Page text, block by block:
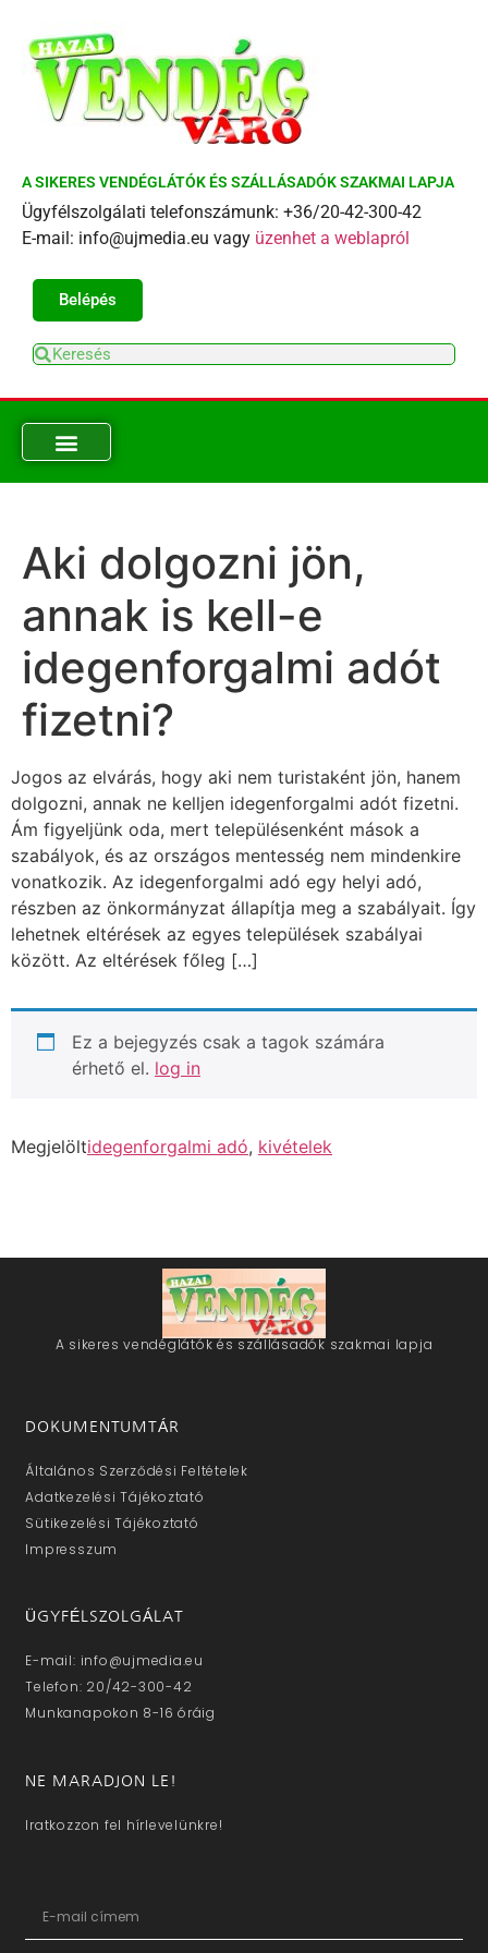
A SIKERES VENDÉGLÁTÓK ÉS SZÁLLÁSADÓK SZAKMAI LAPJA
Ügyfélszolgálati telefonszámunk: +36/20-42-300-42
E-mail: info@ujmedia.eu vagy üzenhet a weblapról
Belépés
Aki dolgozni jön,
annak is kell-e
idegenforgalmi adót
fizetni?
Jogos az elvárás, hogy aki nem turistaként jön, hanem
dolgozni, annak ne kelljen idegenforgalmi adót fizetni.
Ám figyeljünk oda, mert településenként mások a
szabályok, és az országos mentesség nem mindenkire
vonatkozik. Az idegenforgalmi adó egy helyi adó,
részben az önkormányzat állapítja meg a szabályait. Így
lehetnek eltérések az egyes települések szabályai
között. Az eltérések főleg […]
Ez a bejegyzés csak a tagok számára
érhető el. log in
Megjelöltidegenforgalmi adó, kivételek
A sikeres vendéglátók és szállásadók szakmai lapja
DOKUMENTUMTÁR
Általános Szerződési Feltételek
Adatkezelési Tájékoztató
Sütikezelési Tájékoztató
Impresszum
ÜGYFÉLSZOLGÁLAT
E-mail: info@ujmedia.eu
Telefon: 20/42-300-42
Munkanapokon 8-16 óráig
NE MARADJON LE!
Iratkozzon fel hírlevelünkre!